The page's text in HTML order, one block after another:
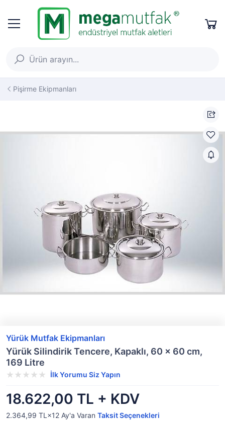
Pişirme Ekipmanları
Yürük Mutfak Ekipmanları
Yürük Silindirik Tencere, Kapaklı, 60 x 60 cm,
169 Litre
İlk Yorumu Siz Yapın
18.622,00 TL + KDV
2.364,99 TL×12 Ay'a Varan Taksit Seçenekleri